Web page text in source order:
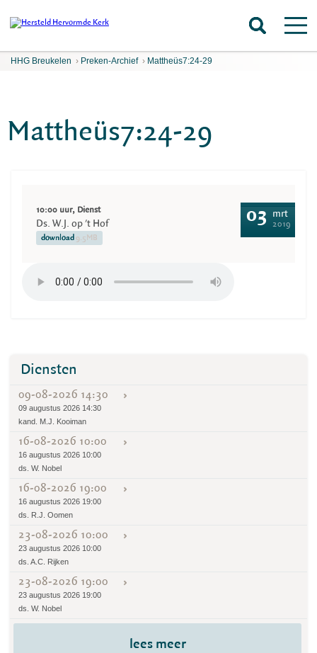
HHG Breukelen › Preken-Archief › Mattheüs7:24-29
Mattheüs7:24-29
10:00 uur, Dienst
Ds. W.J. op 't Hof
download9.5MB
03 mrt
2019
Diensten
09-08-2026 14:30
09 augustus 2026 14:30
kand. M.J. Kooiman
16-08-2026 10:00
16 augustus 2026 10:00
ds. W. Nobel
16-08-2026 19:00
16 augustus 2026 19:00
ds. R.J. Oomen
23-08-2026 10:00
23 augustus 2026 10:00
ds. A.C. Rijken
23-08-2026 19:00
23 augustus 2026 19:00
ds. W. Nobel
lees meer